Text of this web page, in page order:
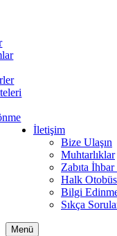
İletişim
Bize Ulaşın
Muhtarlıklar
Zabıta İhbar
Halk
Bilgi
Sıkça
Menü